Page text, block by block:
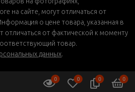
на сайте, могут отличаться от
о цене товара, указанная в
отличаться от фактической к моменту
товар.
данных.
0 0 0 0